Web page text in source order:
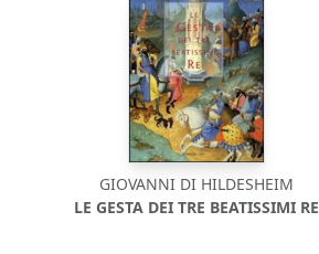
GIOVANNI DI HILDESHEIM
LE GESTA DEI TRE BEATISSIMI RE